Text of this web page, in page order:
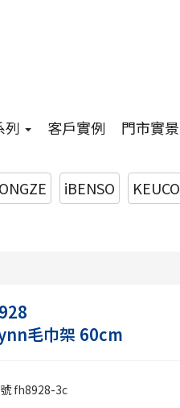
列 客戶實例 門市實景
iBENSO KEUCO
毛巾架 60cm
fh8928-3c